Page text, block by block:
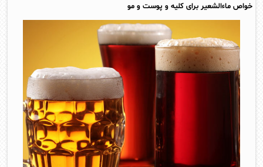
خواص ماءالشعیر برای کلیه و پوست و مو